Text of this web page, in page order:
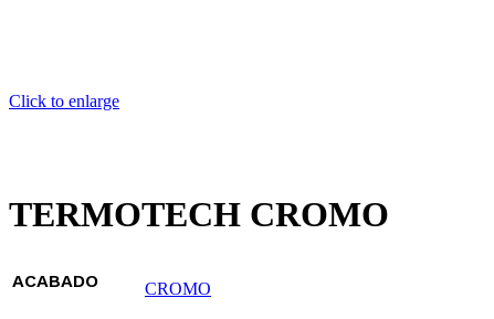
Click to enlarge
TERMOTECH CROMO
ACABADO CROMO